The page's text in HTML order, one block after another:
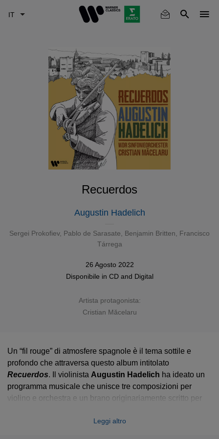
Recuerdos
Augustin Hadelich
Sergei Prokofiev, Pablo de Sarasate Benjamin Britten
Francisco
Tárrega
26 Agosto 2022
Disponibile in CDand Digital
Artista protagonista:
Cristian Măcelaru
Recuerdos
Un “fil rouge” di atmosfere spagnole è il tema sottile e
profondo che attraversa questo album intitolato
Recuerdos. Il violinista Augustin Hadelich ha ideato un
programma musicale che unisce tre composizioni per
violino e orchestra e un brano originariamente scritto per
quello di Britten e nella Carmen Fantasy di Sarasate è
Leggi altro